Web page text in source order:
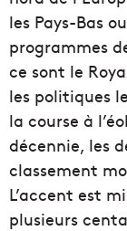
les Pays-Bas
programmes
ce sont le
les politiques
la course à
décennie, les
classement
L’accent est
plusieurs